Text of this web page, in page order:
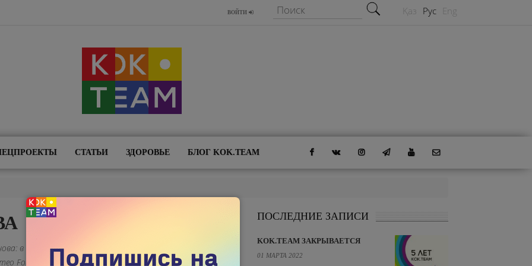
ВОЙТИ
Форма поиска
Поиск Қаз Рус Eng
СТАТЬИ ЗДОРОВЬЕ БЛОГ KOK.TEAM
в таком Казахстане хочется жить". Проект "Пони
Foundation в 2018-2019 гг. Теперь проект
ПОСЛЕДНИЕ ЗАПИСИ
KOK.TEAM ЗАКРЫВАЕТСЯ
01 МАРТА 2022